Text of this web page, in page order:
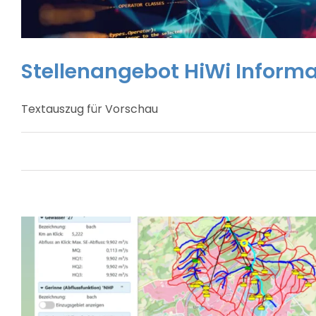
Stellenangebot HiWi
Textauszug für Vorschau